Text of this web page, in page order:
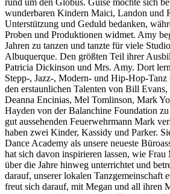
wunderbaren Kindern Maici, Landon und
Unterstützung und Geduld bedanken,
Proben und Produktionen widmet. Amy
Jahren zu tanzen und tanzte für viele
Albuquerque. Den größten Teil ihrer
Patricia Dickinson und Mrs. Amy. Dort
Stepp-, Jazz-, Modern- und Hip-Hop-
den erstaunlichen Talenten von Bill Evans,
Deanna Encinias, Mel Tomlinson, Mark
Hayden von der Balanchine Foundation
gut aussehenden Feuerwehrmann Mark
haben zwei Kinder, Kassidy und Parker.
Dance Academy als unsere neueste
hat sich davon inspirieren lassen, wie
über die Jahre hinweg unterrichtet und
darauf, unserer lokalen Tanzgemeinschaft
freut sich darauf, mit Megan und all ihren